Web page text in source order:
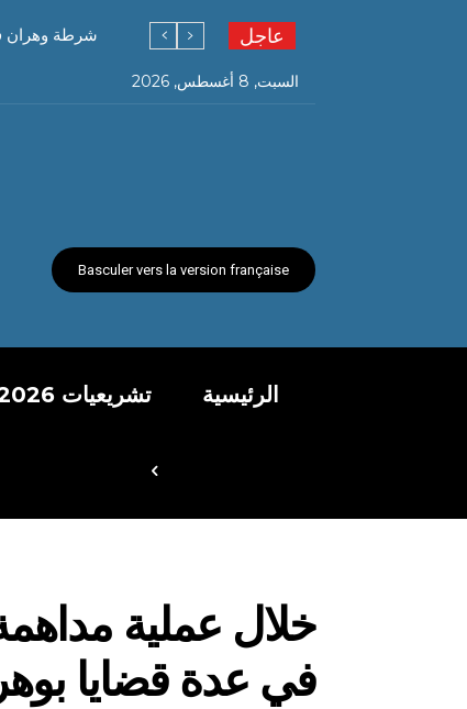
عاجل شرطة وهران في عمليتين
السبت, 8 أغسطس, 2026
Basculer vers la version française
الرئيسية تشريعيات 2026
خلال عملية
في عدة قضايا